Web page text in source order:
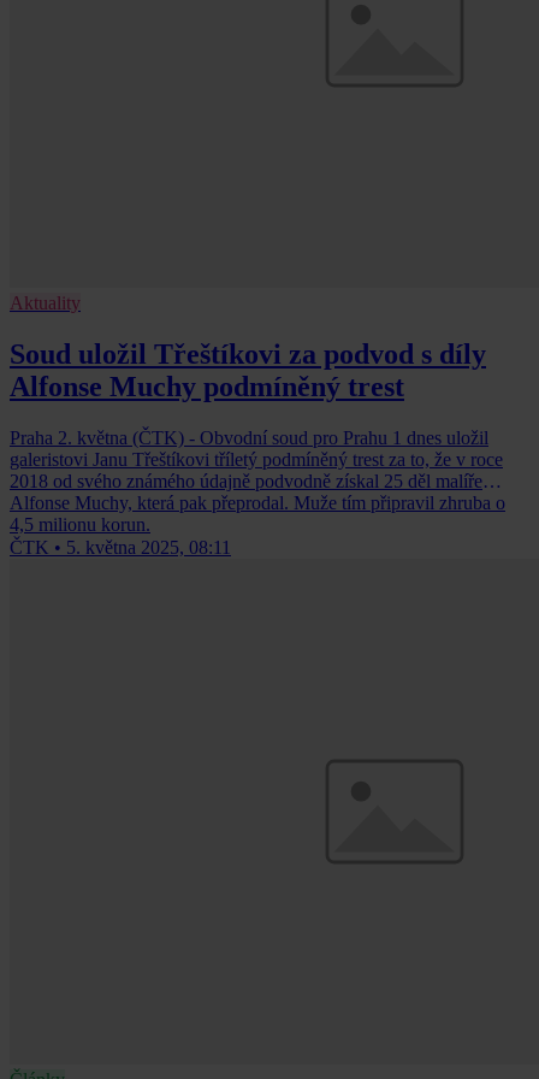
Aktuality
Soud uložil Třeštíkovi za podvod s díly
Alfonse Muchy podmíněný trest
Praha 2. května (ČTK) - Obvodní soud pro Prahu 1 dnes uložil
galeristovi Janu Třeštíkovi tříletý podmíněný trest za to, že v roce
2018 od svého známého údajně podvodně získal 25 děl malíře
Alfonse Muchy, která pak přeprodal. Muže tím připravil zhruba o
4,5 milionu korun.
ČTK • 5. května 2025, 08:11